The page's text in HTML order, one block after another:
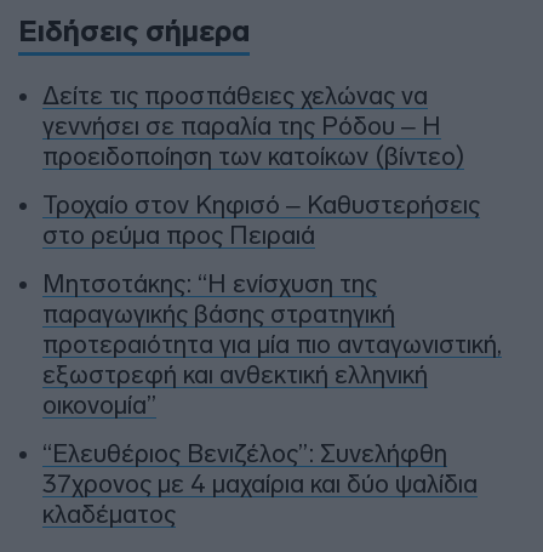
Ειδήσεις σήμερα
Δείτε τις προσπάθειες χελώνας να
γεννήσει σε παραλία της Ρόδου – Η
προειδοποίηση των κατοίκων (βίντεο)
Τροχαίο στον Κηφισό – Καθυστερήσεις
στο ρεύμα προς Πειραιά
Μητσοτάκης: “Η ενίσχυση της
παραγωγικής βάσης στρατηγική
προτεραιότητα για μία πιο ανταγωνιστική,
εξωστρεφή και ανθεκτική ελληνική
οικονομία”
“Ελευθέριος Βενιζέλος”: Συνελήφθη
37χρονος με 4 μαχαίρια και δύο ψαλίδια
κλαδέματος